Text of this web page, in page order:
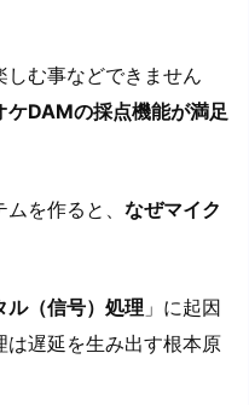
しむ事などできません
ケDAMの採点機能が満足
を作ると、 なぜマイク
ル（信号）処理 」に起因
は遅延を生み出す根本原